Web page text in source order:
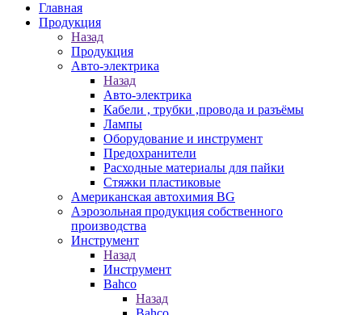
Главная
Продукция
Назад
Продукция
Авто-электрика
Назад
Авто-электрика
Кабели , трубки ,провода и разъёмы
Лампы
Оборудование и инструмент
Предохранители
Расходные материалы для пайки
Стяжки пластиковые
Американская автохимия BG
Аэрозольная продукция собственного
производства
Инструмент
Назад
Инструмент
Bahco
Назад